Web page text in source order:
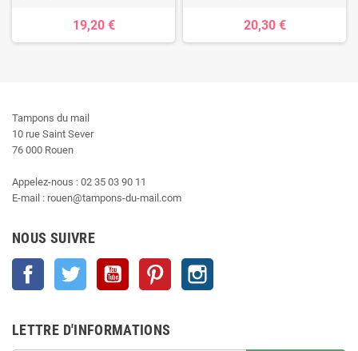
19,20 € 20,30 €
Tampons du mail
10 rue Saint Sever
76 000 Rouen
Appelez-nous : 02 35 03 90 11
E-mail : rouen@tampons-du-mail.com
NOUS SUIVRE
Facebook Twitter YouTube Pinterest
LETTRE D'INFORMATIONS